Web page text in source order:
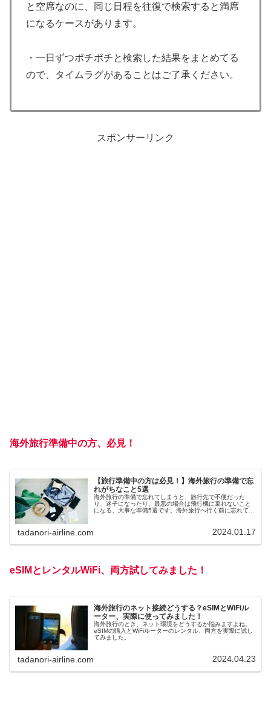
と空席なのに、同じ日程を往復で検索すると満席
になるケースがあります。
・一日ずつポチポチと検索した結果をまとめてる
ので、タイムラグがあることはご了承ください。
スポンサーリンク
海外旅行準備中の方、必見！
【旅行準備中の方は必見！】海外旅行の準備で忘
れがちなこと5選
海外旅行の準備で忘れてしまうと、旅行先で不便だった
り、迷子になったり、最悪の場合は飛行機に乗れないこと
になる、大事な準備5選です。海外旅行へ行く前に忘れてな
tadanori-airline.com 2024.01.17
eSIMとレンタルWiFi、両方試してみました！
海外旅行のネット接続どうする？eSIMとWiFiル
ーター、実際に使ってみました！
海外旅行のとき、ネット環境をどうするか悩みますよね。
eSIMの購入とWiFiルーターのレンタル、両方を実際に試し
てみました。
tadanori-airline.com 2024.04.23